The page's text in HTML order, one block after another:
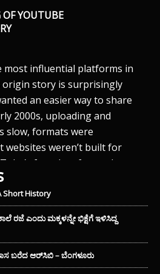
YOUTUBE
most influential platforms in
origin story is surprisingly
an easier way to share
2000s, uploading and
slow, formats were
websites weren’t built for
founders focused on
Short History
ರಜೆ ಎಂದು ಮಕ್ಕಳನ್ನೇ ಭಿಕ್ಷೆಗೆ ಇಳಿಸಿದ್ದ
ಬರೆದ ಆರ್‌ಸಿಬಿ – ಬೆಂಗಳೂರು